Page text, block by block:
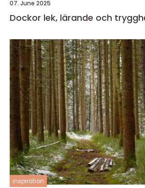
07. June 2025
Dockor lek, lärande och
inspiration